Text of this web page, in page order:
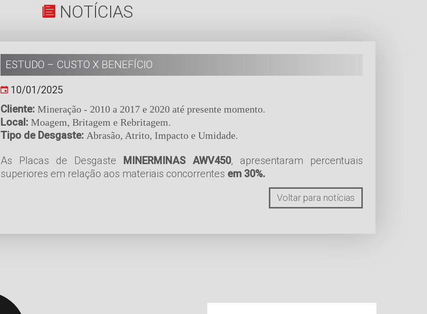
NOTÍCIAS
ESTUDO – CUSTO X BENEFÍCIO
10/01/2025
Cliente:Mineração - 2010 a 2017 e 2020 até presente momento.
Local:Moagem, Britagem e Rebritagem.
Tipo de Desgaste: Abrasão, Atrito, Impacto e Umidade.
As Placas de Desgaste MINERMINAS AWV450, apresentaram percentuais
superiores em relação aos materiais concorrentes em 30%.
Voltar para notícias